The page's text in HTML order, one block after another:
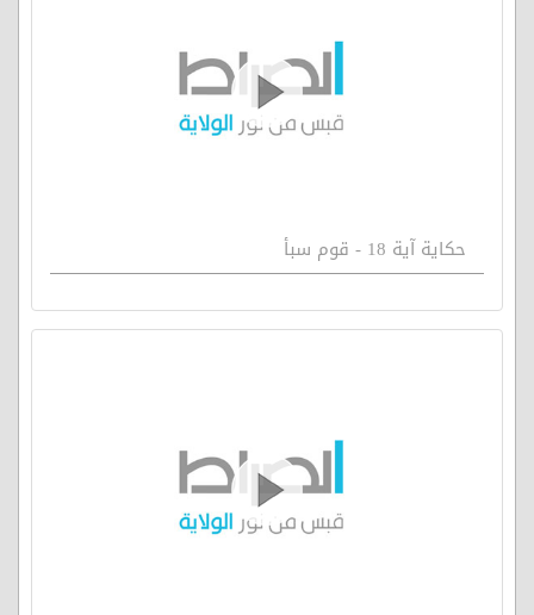
حكاية آية 18 - قوم سبأ